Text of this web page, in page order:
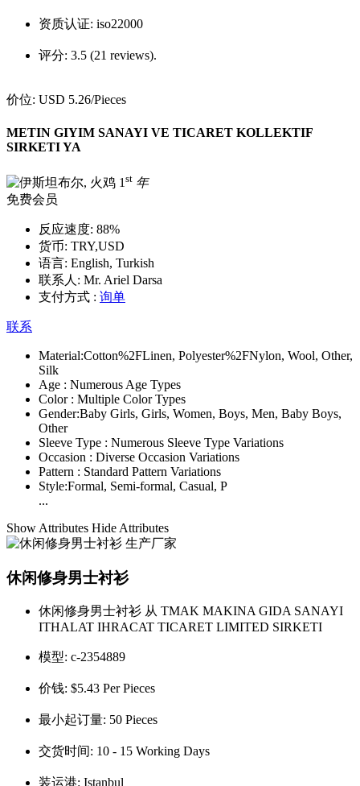
资质认证: iso22000
评分: 3.5 (21 reviews).
价位: USD 5.26/Pieces
METIN GIYIM SANAYI VE TICARET KOLLEKTIF
SIRKETI YA
1 st 年
免费会员
反应速度: 88%
货币: TRY,USD
语言: English, Turkish
联系人: Mr. Ariel Darsa
支付方式 : 询单
联系
Material:Cotton%2FLinen, Polyester%2FNylon, Wool, Other,
Silk
Age : Numerous Age Types
Color : Multiple Color Types
Gender:Baby Girls, Girls, Women, Boys, Men, Baby Boys,
Other
Sleeve Type : Numerous Sleeve Type Variations
Occasion : Diverse Occasion Variations
Pattern : Standard Pattern Variations
Style:Formal, Semi-formal, Casual, P
...
Show Attributes Hide Attributes
休闲修身男士衬衫
休闲修身男士衬衫 从 TMAK MAKINA GIDA SANAYI
ITHALAT IHRACAT TICARET LIMITED SIRKETI
模型: c-2354889
价钱: $5.43 Per Pieces
最小起订量: 50 Pieces
交货时间: 10 - 15 Working Days
装运港: Istanbul